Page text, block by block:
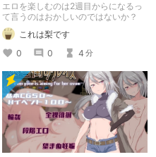
エロを楽しむのは2週目からになるっ
て言うのはおかしいのではないか？
これは梨です
0
0 4 分